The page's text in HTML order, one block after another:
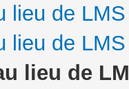
lieu de
lieu de
lieu de